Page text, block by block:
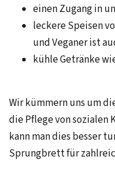
einen Zugang in
leckere Speisen
und Veganer ist
kühle Getränke
Wir kümmern uns um
die Pflege von sozialen
kann man dies besser
Sprungbrett für